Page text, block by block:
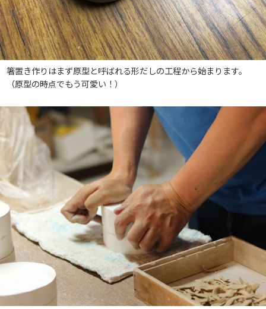
箸置き作りはまず原型と呼ばれる形だしの工程から始まります。
（原型の時点でもう可愛い！）